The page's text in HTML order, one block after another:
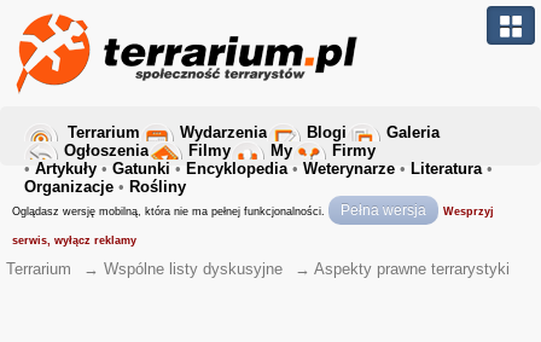
Terrarium Wydarzenia Blogi
Galeria
Ogłoszenia
Filmy My
Firmy
• Artykuły • Gatunki • Encyklopedia• Weterynarze • Literatura•
Organizacje • Rośliny
Oglądasz wersję mobilną, która nie ma pełnej funkcjonalności. Pełna wersja Wesprzyj
serwis, wyłącz reklamy
Terrarium → Wspólne listy dyskusyjne → Aspekty prawne terrarystyki